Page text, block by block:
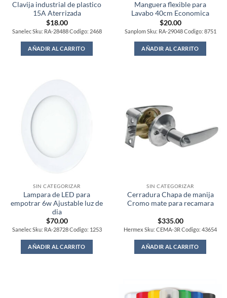
Clavija industrial de plastico
15A Aterrizada
$18.00
Sanelec Sku: RA-28488 Codigo: 2468
AÑADIR AL CARRITO
Manguera flexible para
Lavabo 40cm Economica
$20.00
Sanplom Sku: RA-29048 Codigo: 8751
AÑADIR AL CARRITO
SIN CATEGORIZAR
Lampara de LED para
empotrar 6w Ajustable luz de
dia
$70.00
Sanelec Sku: RA-28728 Codigo: 1253
AÑADIR AL CARRITO
SIN CATEGORIZAR
Cerradura Chapa de manija
Cromo mate para recamara
$335.00
Hermex Sku: CEMA-3R Codigo: 43654
AÑADIR AL CARRITO